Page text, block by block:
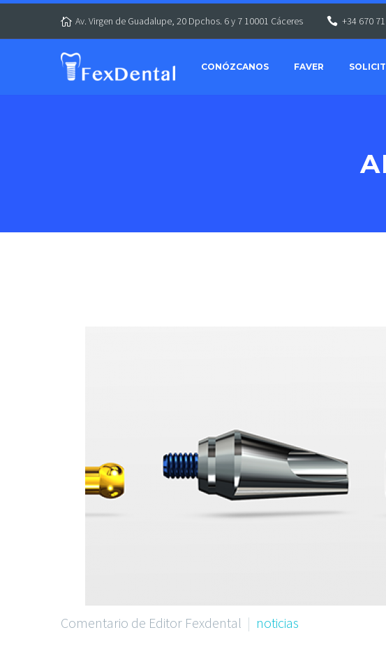
Av. Virgen de Guadalupe, 20 Dpchos. 6 y 7 10001 Cáceres +34 670
CONÓZCANOS FAVER
Comentario de Editor Fexdental noticias